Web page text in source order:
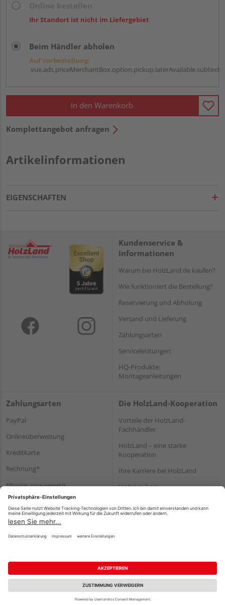
Ihr Standort ist nicht im Liefergebiet
Beim Händler abholen
Auf Vorbestellung:
vue.ads.priceMerchantBox.option.pickup.laterAvailable.subtext
In den Warenkorb
Komplettangebot anfragen
Artikelinformationen
EIGENSCHAFTEN
Kundenservice &
Informationen
Warum bei HolzLand.de kaufen?
Wie funktioniert die Bestellung?
Reservierung und Abholung
Versand und Lieferung
Zahlungsarten
Serviceleistungen
HQ-Produkte:
Montageanleitungen
Zahlungsarten
PayPal
Onlineüberweisung
Kreditkarte
Rechnung*
*Bonität vorausgesetzt
Die HolzLand-Kooperation
Vorteile der HolzLand-
Fachhändler
HolzLand – eine starke
Kooperation
Ihre Karriere bei HolzLand
Holz-Lexikon
Impressum Datenschutz
Nutzungsbedingungen
Barrierefreiheitserklärung
Vertrag widerrufen